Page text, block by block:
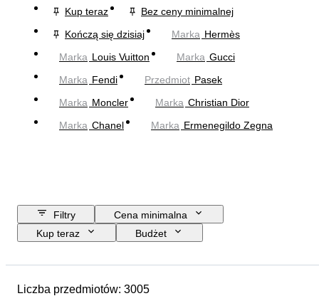
Kup teraz
Bez ceny minimalnej
Kończą się dzisiaj
Marka Hermès
Marka Louis Vuitton Marka Gucci
Marka Fendi Przedmiot Pasek
Marka Moncler Marka Christian Dior
Marka Chanel Marka Ermenegildo Zegna
Filtry
Cena minimalna
Kup teraz
Budżet
Kraj pochodzenia
Liczba przedmiotów: 3005